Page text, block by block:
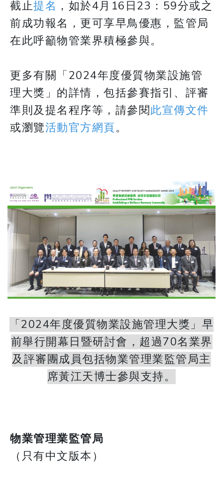
截止提名 ，如於4月16日23：59分或之
前成功報名，更可享早鳥優惠，監管局
在此呼籲物管業界積極參與。
​​​​​​​更多有關「2024年度優質物業設施管
理大獎」的詳情，包括參賽指引、評審
準則及提名程序等，請參閱此宣傳文件
或瀏覽活動官方網頁。
「2024年度優質物業設施管理大獎」早
前舉行開幕日暨研討會，超過70名業界
及評審團成員包括物業管理業監管局主
席黃江天博士參與支持。
物業管理業監管局 ​​​​​​​ ​​​​​​​
​​​​​​​（只有中文版本）